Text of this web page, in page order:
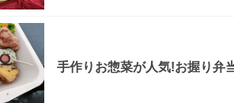
手作りお惣菜が人気!お握り弁